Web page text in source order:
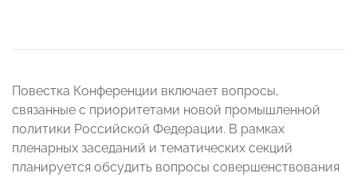
Повестка Конференции включает вопросы,
связанные с приоритетами новой промышленной
политики Российской Федерации. В рамках
пленарных заседаний и тематических секций
планируется обсудить вопросы совершенствования